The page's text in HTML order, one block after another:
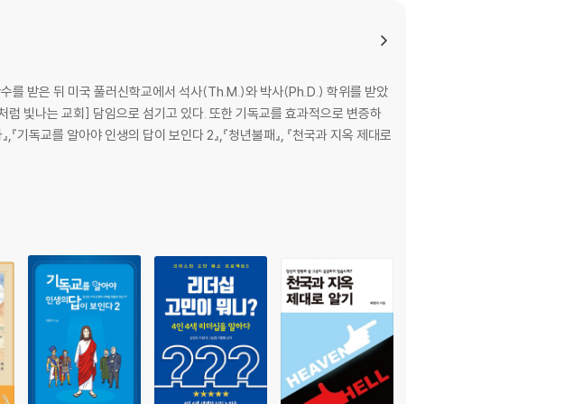
를 받은 뒤 미국 풀러신학교에서 석사(Th.M.)와 박사(Ph.D.) 학위를 받았
빛나는 교회] 담임으로 섬기고 있다. 또한 기독교를 효과적으로 변증하